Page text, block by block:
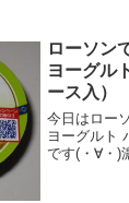
コバッグ 無
念品や
説。
ローソン
ヨーグル
ース入）
今日はロー
ヨーグルト
です(・∀・)